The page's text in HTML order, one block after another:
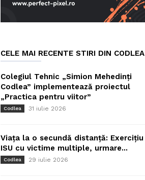
CELE MAI RECENTE STIRI DIN CODLEA
Colegiul Tehnic „Simion Mehedinți
Codlea” implementează proiectul
„Practica pentru viitor”
Codlea 31 iulie 2026
Viața la o secundă distanță: Exercițiu
ISU cu victime multiple, urmare...
Codlea 29 iulie 2026